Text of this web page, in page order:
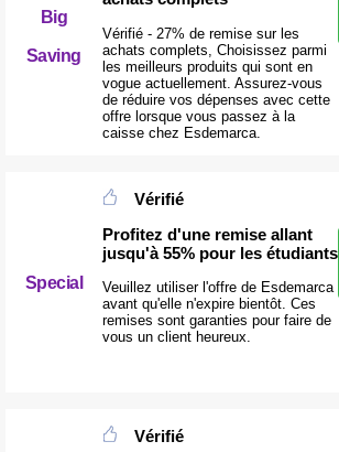
Big
Saving
Vérifié - 27% de remise sur les
achats complets, Choisissez parmi
les meilleurs produits qui sont en
vogue actuellement. Assurez-vous
de réduire vos dépenses avec cette
offre lorsque vous passez à la
caisse chez Esdemarca.
Special
Vérifié
Profitez d'une remise allant
jusqu'à 55% pour les étudiants
Veuillez utiliser l'offre de Esdemarca
avant qu'elle n'expire bientôt. Ces
remises sont garanties pour faire de
vous un client heureux.
Vérifié